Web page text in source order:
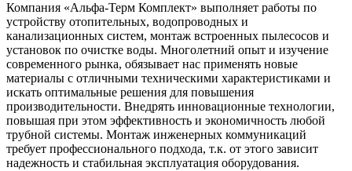
Компания «Альфа-Терм Комплект» выполняет работы по
устройству отопительных, водопроводных и
канализационных систем, монтаж встроенных пылесосов и
установок по очистке воды. Многолетний опыт и изучение
современного рынка, обязывает нас применять новые
материалы с отличными техническими характеристиками и
искать оптимальные решения для повышения
производительности. Внедрять инновационные технологии,
повышая при этом эффективность и экономичность любой
трубной системы. Монтаж инженерных коммуникаций
требует профессионального подхода, т.к. от этого зависит
надежность и стабильная эксплуатация оборудования.